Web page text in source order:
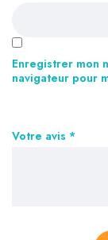
Votre avis *
Enregistrer mon
navigateur pour